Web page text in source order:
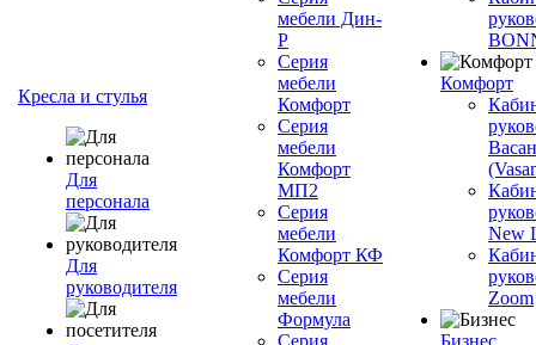
Кресла и стулья
Для
персонала
Для
руководителя
мебели Дин-
Р
Серия
мебели
Комфорт
Серия
мебели
Комфорт
МП2
Серия
мебели
Комфорт КФ
Серия
мебели
Формула
Серия
Комфорт
New
Zoom
Бизнес